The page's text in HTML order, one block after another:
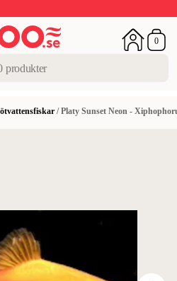
0
/Platy Sunset Neon -